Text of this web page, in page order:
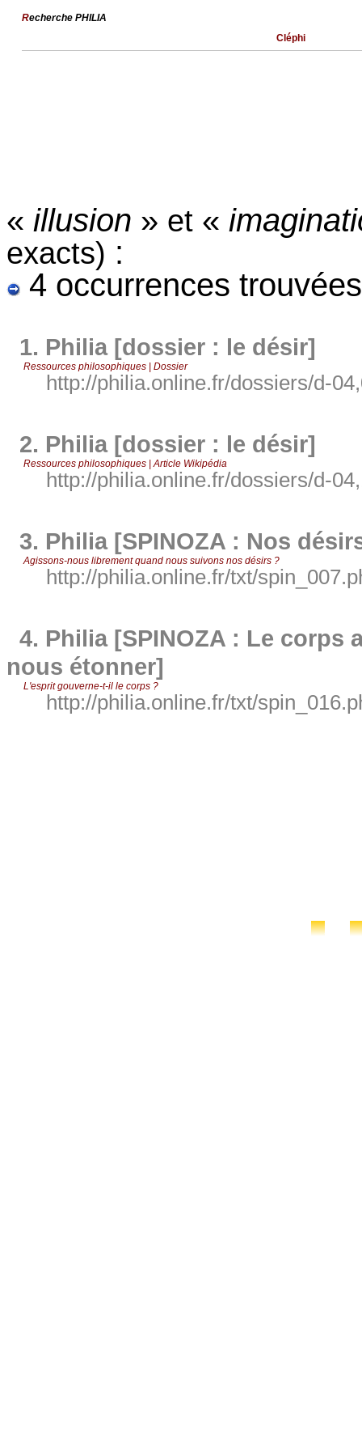
Recherche PHILIA
Cléphi
« illusion » et «
exacts) :
4 occurrences
1. Philia [dossier : le désir]
Ressources philosophiques | Dossier
http://philia.online.fr/dossiers/d-
2. Philia [dossier : le désir]
Ressources philosophiques | Article Wikipédia
http://philia.online.fr/dossiers/d-
3. Philia [SPINOZA : Nos
Agissons-nous librement quand nous suivons nos désirs ?
http://philia.online.fr/txt/
4. Philia [SPINOZA : Le
nous étonner]
L'esprit gouverne-t-il le corps ?
http://philia.online.fr/txt/